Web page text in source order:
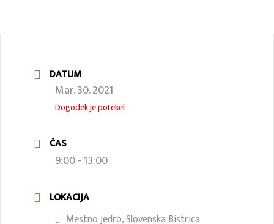
DATUM
Mar. 30. 2021
Dogodek je potekel
ČAS
9:00 - 13:00
LOKACIJA
Mestno jedro, Slovenska Bistrica